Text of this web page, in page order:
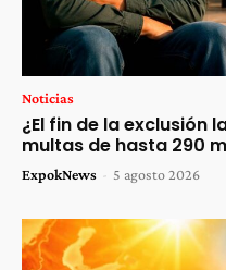
Noticias
¿El fin de la exclusión
multas de hasta 290
ExpokNews - 5 agosto 2026